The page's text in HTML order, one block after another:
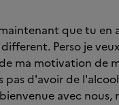
que tu en
Perso je
ma motivation de
d'avoir de
avec